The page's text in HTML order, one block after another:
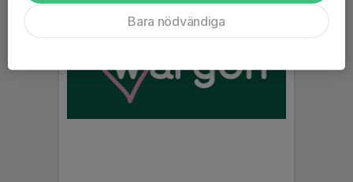
Bara nödvändiga